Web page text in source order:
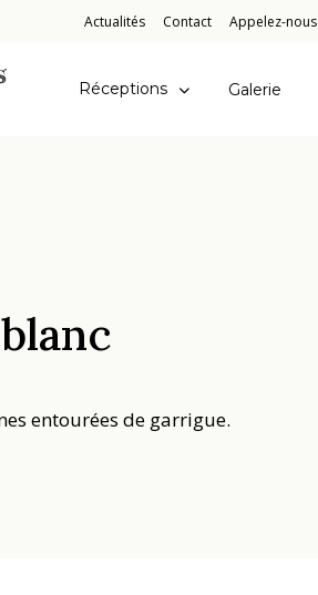
Actualités Contact Appelez-nous
Réceptions Galerie
entourées de garrigue.